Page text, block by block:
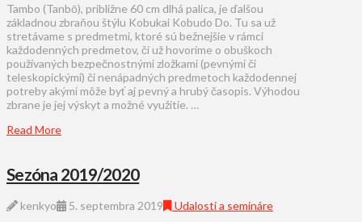
Tambo (Tanbō), približne 60 cm dlhá palica, je ďalšou
základnou zbraňou štýlu Kobukai Kobudo Do. Tu sa už
stretávame s predmetmi, ktoré sú bežnejšie v rámci
každodenných predmetov, či už hovoríme o obuškoch
používaných bezpečnostnými zložkami (pevnými či
teleskopickými) či nenápadných predmetoch každodennej
potreby akými môže byť aj pevný a hrubý časopis. Výhodou
zbrane je jej výskyt a možné využitie. …
Read More
Sezóna 2019/2020
kenkyo 5. septembra 2019
Udalosti a semináre